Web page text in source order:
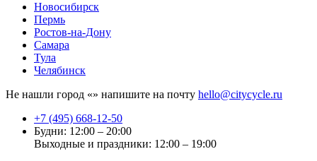
Новосибирск
Пермь
Ростов-на-Дону
Самара
Тула
Челябинск
Не нашли город «» напишите на почту hello@citycycle.ru
+7 (495) 668-12-50
Будни: 12:00 – 20:00
Выходные и праздники: 12:00 – 19:00